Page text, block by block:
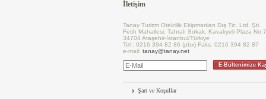
İletişim
Tanay Turizm Otelcilik Ekipmanları Dış Tic. Ltd. Şti.
Fetih Mahallesi, Tahralı Sokak, Kavakyeli Plaza
34704 Ataşehir-İstanbul/Türkiye
Tel : 0216 394 82 86 (pbx) Faks: 0216 394 82 87
e-mail: tanay@tanay.net
E-Bültenimize
Şart ve Koşullar